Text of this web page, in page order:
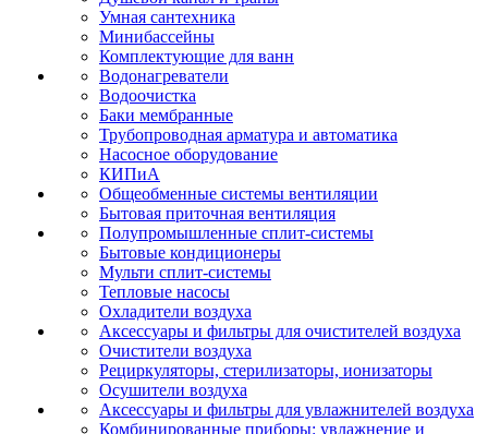
Умная сантехника
Минибассейны
Комплектующие для ванн
Водонагреватели
Водоочистка
Баки мембранные
Трубопроводная арматура и автоматика
Насосное оборудование
КИПиА
Общеобменные системы вентиляции
Бытовая приточная вентиляция
Полупромышленные сплит-системы
Бытовые кондиционеры
Мульти сплит-системы
Тепловые насосы
Охладители воздуха
Аксессуары и фильтры для очистителей воздуха
Очистители воздуха
Рециркуляторы, стерилизаторы, ионизаторы
Осушители воздуха
Аксессуары и фильтры для увлажнителей воздуха
Комбинированные приборы: увлажнение и